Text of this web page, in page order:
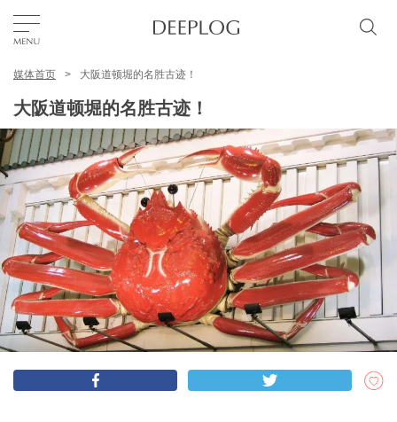
TOP
区域
特色主题
简体中文
USD
媒体首页 大阪道顿堀的名胜古迹！
大阪道顿堀的名胜古迹！